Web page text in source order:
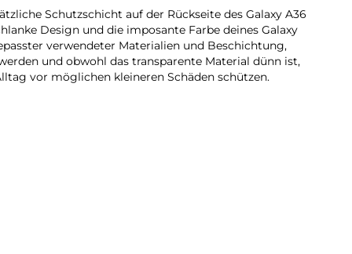
Schutzschicht auf der Rückseite des Galaxy A36
Design und die imposante Farbe deines Galaxy
verwendeter Materialien und Beschichtung,
und obwohl das transparente Material dünn ist,
vor möglichen kleineren Schäden schützen.